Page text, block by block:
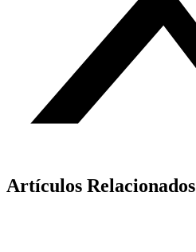
Artículos Relacionados